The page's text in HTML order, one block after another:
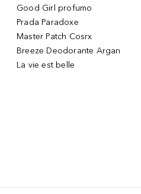
Good Girl profumo
Prada Paradoxe
Master Patch Cosrx
Breeze Deodorante Argan
La vie est belle